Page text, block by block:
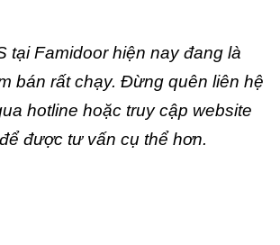
tại Famidoor hiện nay đang là
bán rất chạy. Đừng quên liên hệ
hotline hoặc truy cập website
được tư vấn cụ thể hơn.